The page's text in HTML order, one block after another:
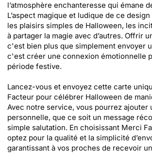
l’atmosphère enchanteresse qui émane
L’aspect magique et ludique de ce
les plaisirs simples de Halloween, les
à partager la magie avec d’autres. Offrir
c'est bien plus que simplement envoyer
c'est créer une connexion émotionnelle
période festive.
Lancez-vous et envoyez cette carte
Facteur pour célébrer Halloween de
Avec notre service, vous pourrez ajouter
personnelle, que ce soit un message
simple salutation. En choisissant Merci
optez pour la qualité et la simplicité
garantissant à vos proches de recevoir